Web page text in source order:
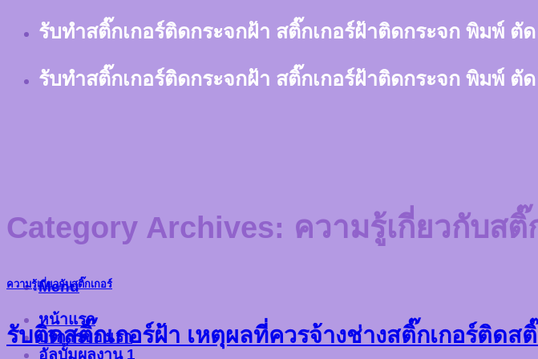
รับทำสติ๊กเกอร์ติดกระจกฝ้า สติ๊กเกอร์ฝ้าติดกระจก พิมพ์ ตั
รับทำสติ๊กเกอร์ติดกระจกฝ้า สติ๊กเกอร์ฝ้าติดกระจก พิมพ์ ตั
Menu
หน้าแรก
บริการของเรา
อัลบั้มผลงาน 1
Category Archives: ความรู้เกี่ยวกับสติ๊
ความรู้เกี่ยวกับสติ๊กเกอร์
รับติดสติ๊กเกอร์ฝ้า เหตุผลที่ควรจ้างช่างสติ๊กเกอร์ติดส